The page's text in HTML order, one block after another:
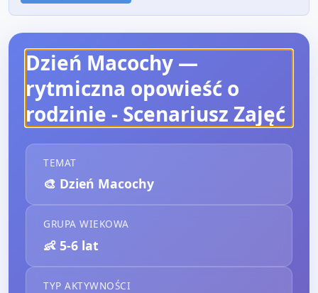
Dzień Macochy —
rytmiczna opowieść o
rodzinie - Scenariusz Zajęć
TEMAT
🎨 Dzień Macochy
GRUPA WIEKOWA
👶 5-6 lat
TYP AKTYWNOŚCI